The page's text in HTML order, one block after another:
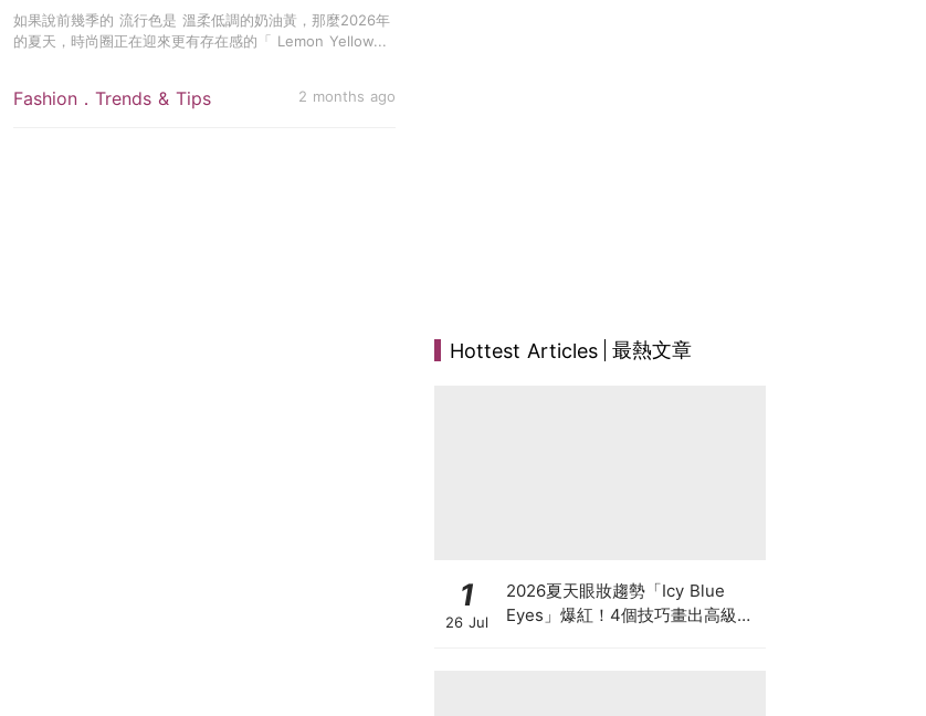
Fashion．Trends & Tips 2 months ago
光感時髦氣息
如果說前幾季的 流行色是 溫柔低調的奶油黃，那麼2026年
的夏天，時尚圈正在迎來更有存在感的「 Lemon Yellow...
Hottest Articles 最熱文章
1
26 Jul
2026夏天眼妝趨勢「Icy Blue
Eyes」爆紅！4個技巧畫出高級冰